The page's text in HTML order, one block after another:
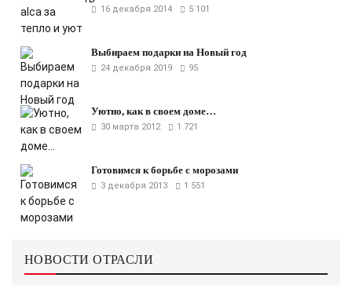
16 декабря 2014 5 101
Выбираем подарки на Новый год
24 декабря 2019 95
Уютно, как в своем доме…
30 марта 2012 1 721
Готовимся к борьбе с морозами
3 декабря 2013 1 551
НОВОСТИ ОТРАСЛИ